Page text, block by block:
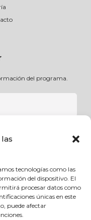
tecnologías como las
del dispositivo. El
procesar datos como
únicas en este
puede afectar
del programa.